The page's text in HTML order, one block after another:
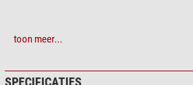
toon meer...
SPECIFICATIES